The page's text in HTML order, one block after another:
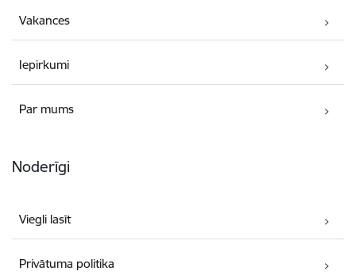
Vakances
Iepirkumi
Par mums
Noderīgi
Viegli lasīt
Privātuma politika